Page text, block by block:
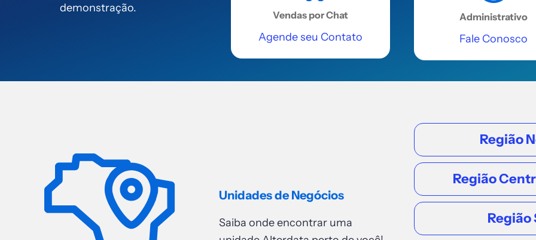
demonstração.
Vendas por Chat
Agende seu Contato
Administrativo
Fale Conosco
Unidades de Negócios
Saiba onde encontrar uma
Região
Região
Região